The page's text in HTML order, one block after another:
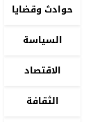
حوادث وقضايا
السياسة
الاقتصاد
الثقافة